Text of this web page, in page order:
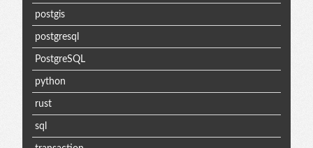
postgis
postgresql
PostgreSQL
python
rust
sql